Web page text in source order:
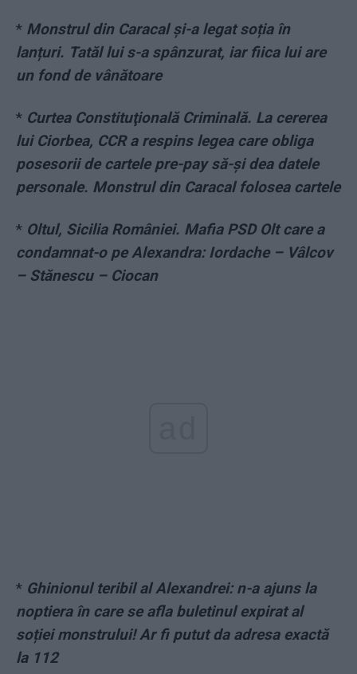
* Monstrul din Caracal și-a legat soția în
lanțuri. Tatăl lui s-a spânzurat, iar fiica lui are
un fond de vânătoare
* Curtea Constituţională Criminală. La cererea
lui Ciorbea, CCR a respins legea care obliga
posesorii de cartele pre-pay să-şi dea datele
personale. Monstrul din Caracal folosea cartele
* Oltul, Sicilia României. Mafia PSD Olt care a
condamnat-o pe Alexandra: Iordache – Vâlcov
– Stănescu – Ciocan
* Ghinionul teribil al Alexandrei: n-a ajuns la
noptiera în care se afla buletinul expirat al
soției monstrului! Ar fi putut da adresa exactă
la 112